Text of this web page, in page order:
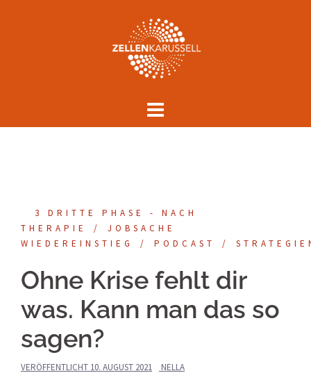
3 DRITTE PHASE - NACH
THERAPIE
JOBSACHE
WIEDEREINSTIEG
PODCAST
Ohne Krise fehlt dir
was. Kann man das so
sagen?
VERÖFFENTLICHT 10. AUGUST 2021 NELLA